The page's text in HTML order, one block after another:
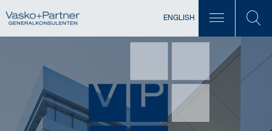
ENGLISH